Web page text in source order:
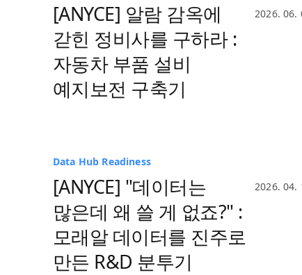
[ANYCE] 알람 감옥에
갇힌 정비사를 구하라 :
자동차 부품 설비
예지보전 구축기
2026. 06.
설비관리 Data Hub
Data Hub Readiness
[ANYCE] "데이터는
많은데 왜 쓸 게 없죠?" :
모래알 데이터를 진주로
만든 R&D 분투기
2026. 04.